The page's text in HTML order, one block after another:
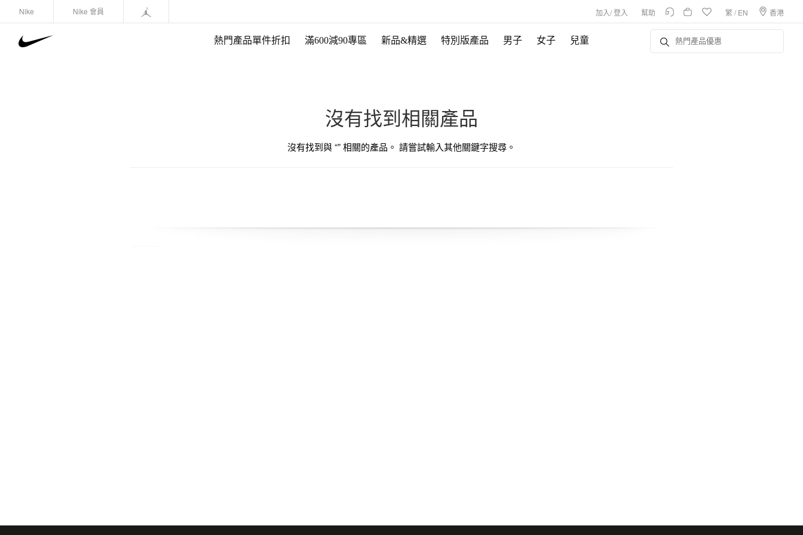
Nike Nike 會員 加入/登入 幫助 繁/ EN 香港
熱門產品單件折扣 滿600減90專區 新品&精選 特別版產品 男子 女子 兒童
沒有找到相關產品
沒有找到與 “” 相關的產品。 請嘗試輸入其他關鍵字搜尋。